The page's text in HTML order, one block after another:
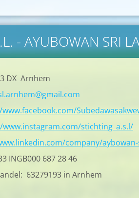
- AYUBOWAN SRI
DX Arnhem
stichting_a.s.l/
company/
INGB000 687 28 46
63279193 in Arnhem